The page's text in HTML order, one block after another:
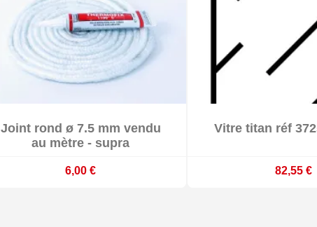
En stock
Joint rond ø 7.5 mm vendu
au mètre - supra
6,00 €
En
Vitre titan réf
82,55 €